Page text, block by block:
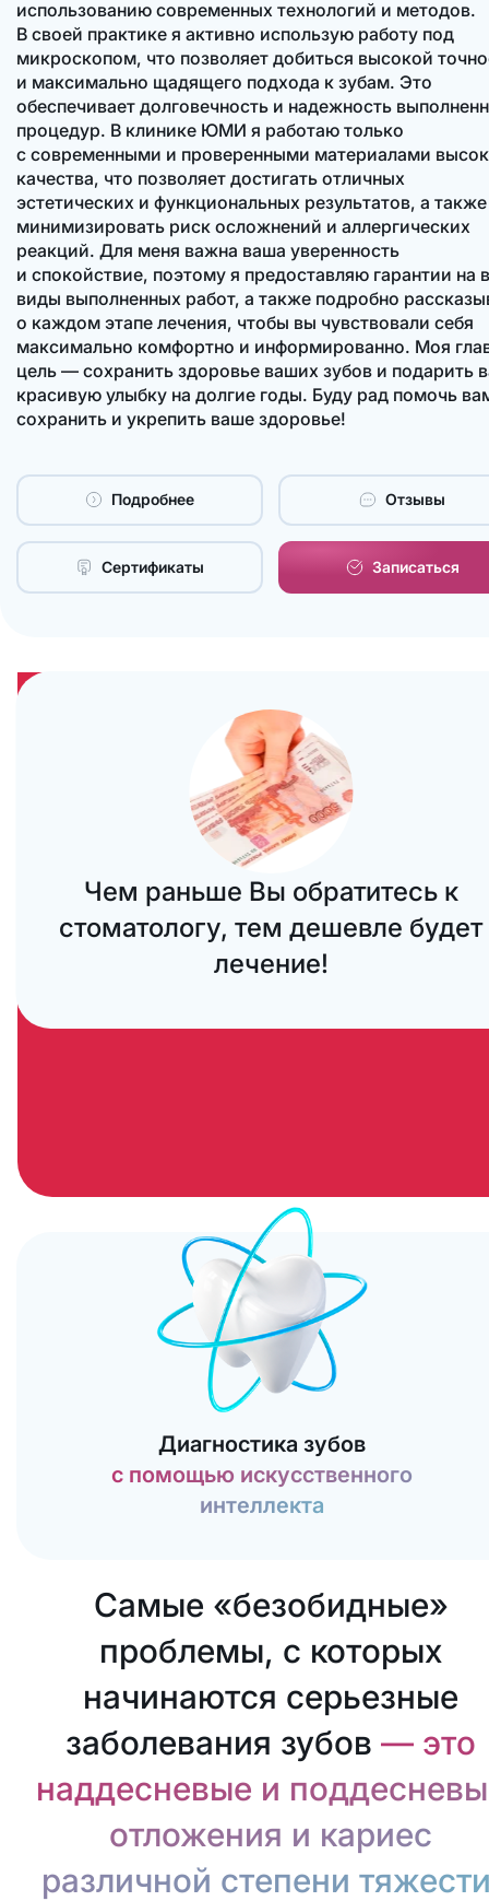
использованию современных технологий и методов.
В своей практике я активно использую работу под
микроскопом, что позволяет добиться высокой
и максимально щадящего подхода к зубам. Это
обеспечивает долговечность и надежность
процедур. В клинике ЮМИ я работаю только
с современными и проверенными материалами
качества, что позволяет достигать отличных
эстетических и функциональных результатов, а также
минимизировать риск осложнений и аллергических
реакций. Для меня важна ваша уверенность
и спокойствие, поэтому я предоставляю гарантии на
виды выполненных работ, а также подробно
о каждом этапе лечения, чтобы вы чувствовали себя
максимально комфортно и информированно. Моя
цель — сохранить здоровье ваших зубов и подарить
красивую улыбку на долгие годы. Буду рад помочь
сохранить и укрепить ваше здоровье!
Подробнее Отзывы
Сертификаты Записаться
Чем раньше Вы обратитесь к
стоматологу, тем дешевле будет
лечение!
Перечитайте эту фразу несколько
раз. Сейчас Вы в этом убедитесь.
Диагностика зубов
с помощью искусственного
интеллекта
Самые «безобидные»
проблемы, с которых
начинаются серьезные
заболевания зубов— это
наддесневые и
отложения и кариес
различной степени